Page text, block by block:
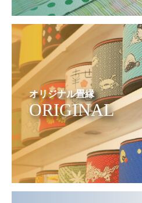
オリジナル畳縁
ORIGINAL